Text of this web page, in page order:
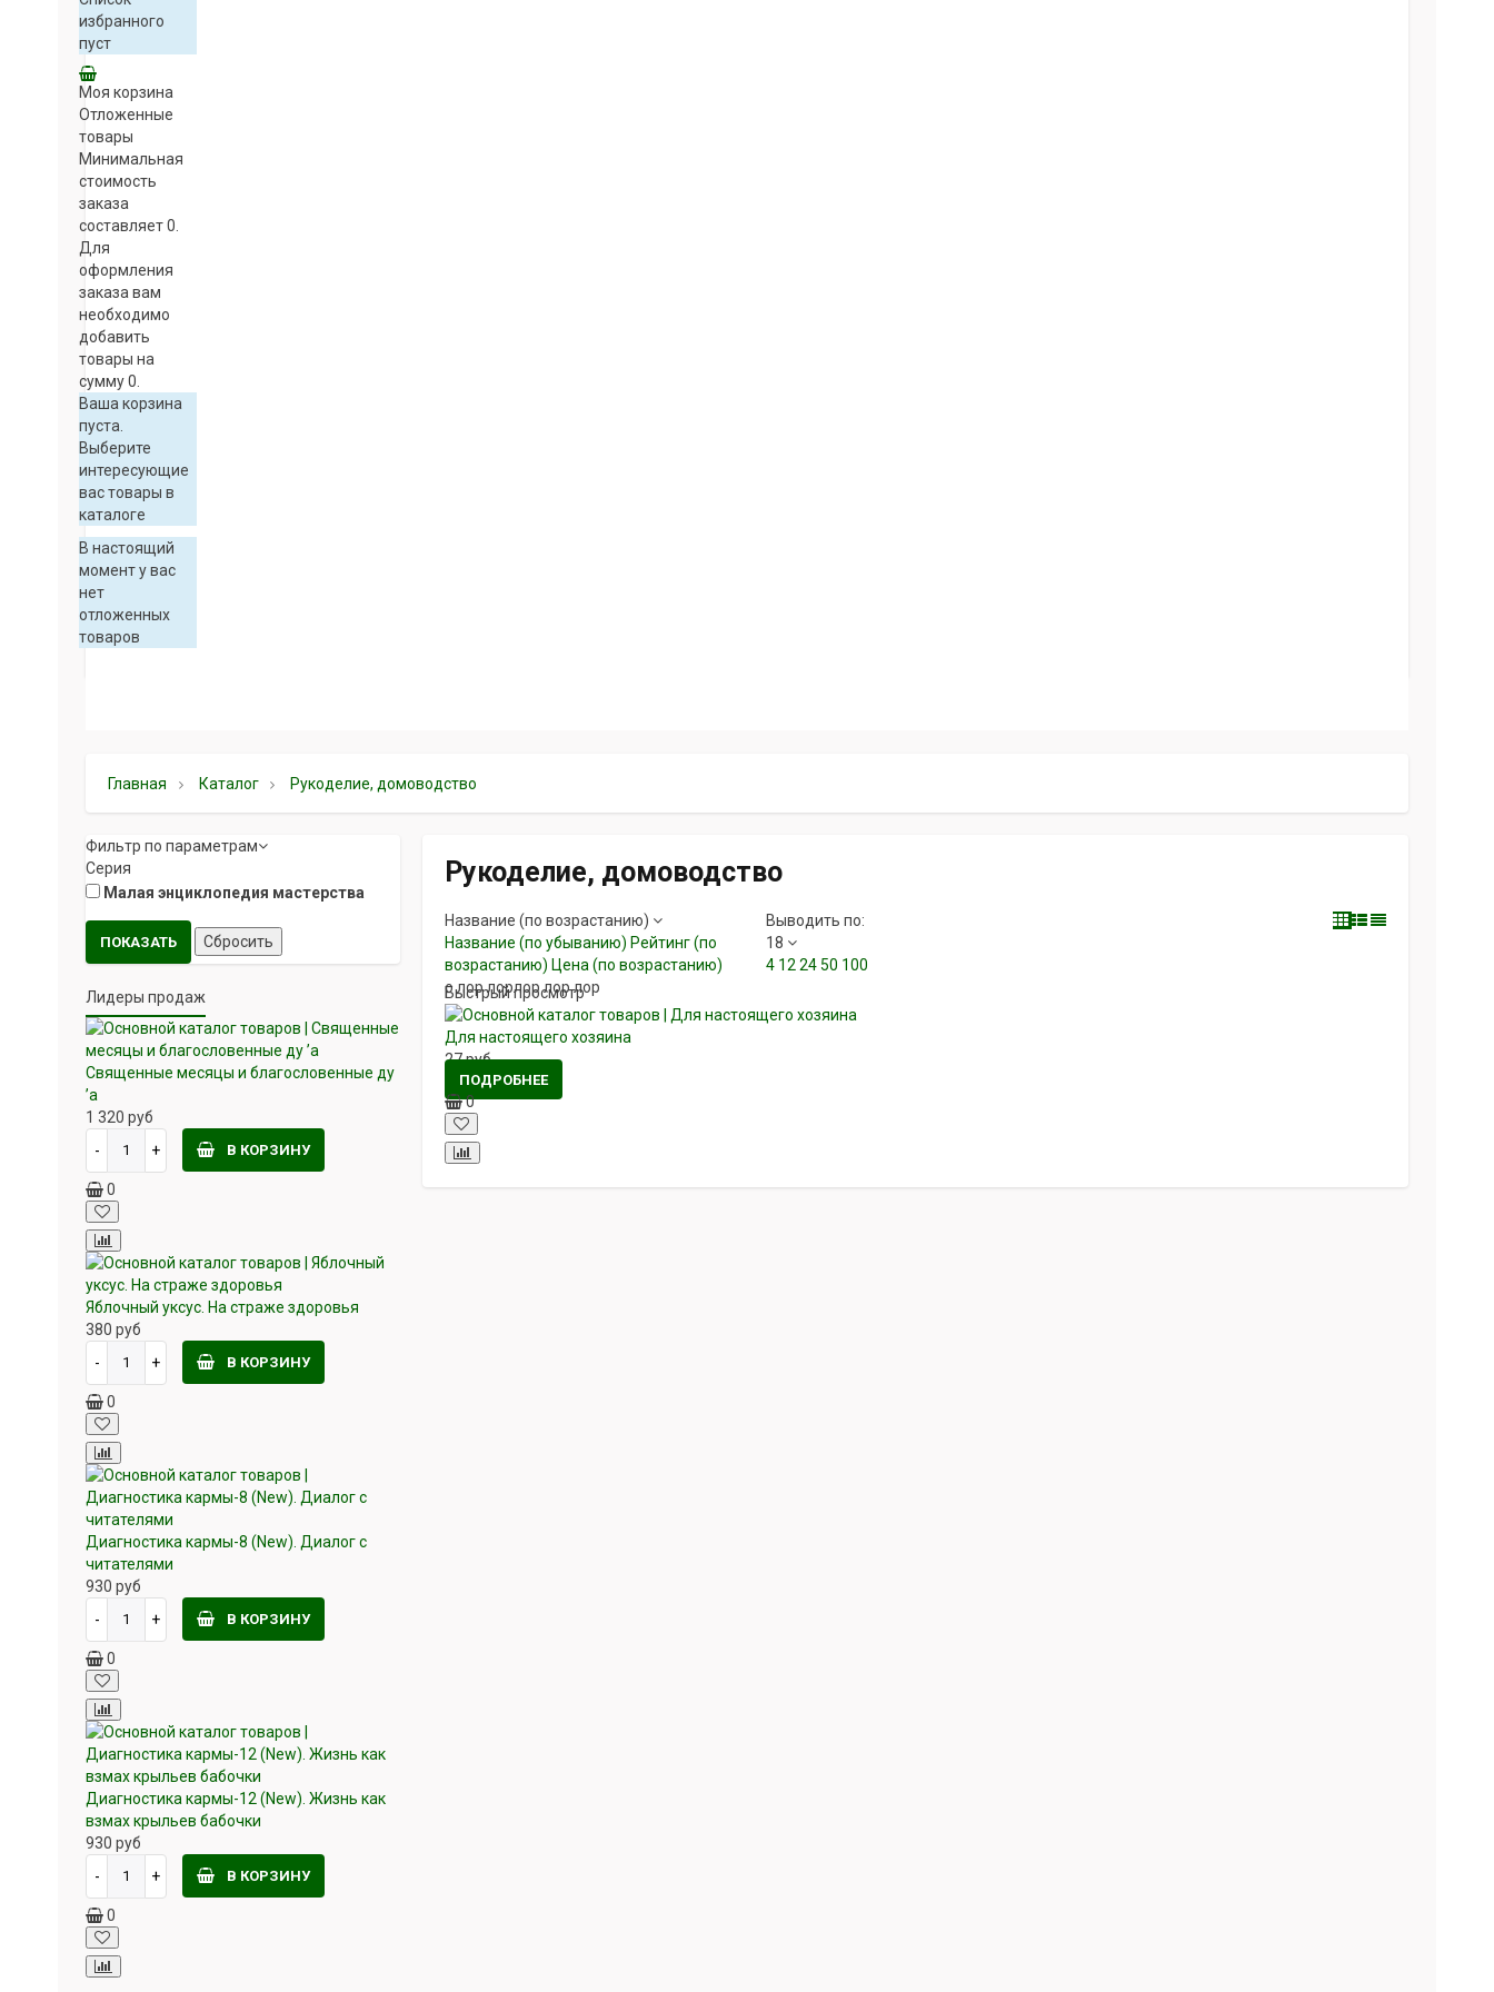
избранного
пуст
Моя корзина
Отложенные
товары
Минимальная
стоимость
заказа
составляет 0.
Для
оформления
заказа вам
необходимо
добавить
товары на
сумму 0.
Ваша корзина
пуста.
Выберите
интересующие
вас товары в
каталоге
В настоящий
момент у вас
нет
отложенных
товаров
Главная Каталог Рукоделие, домоводство
Фильтр по параметрам
Серия
Малая энциклопедия мастерства
Лидеры продаж
Священные месяцы и благословенные ду
’а
1 320 руб
В КОРЗИНУ
0
Яблочный уксус. На страже здоровья
380 руб
В КОРЗИНУ
0
Диагностика кармы-8 (New). Диалог с
читателями
930 руб
В КОРЗИНУ
0
Диагностика кармы-12 (New). Жизнь как
взмах крыльев бабочки
930 руб
В КОРЗИНУ
0
Рукоделие, домоводство
Название (по возрастанию)
Название (по убыванию) Рейтинг (по
возрастанию) Цена (по возрастанию)
Выводить по:
18
4 12 2450 100
о лор лорлор лор лор
Быстрый просмотр
Для настоящего хозяина
27руб
ПОДРОБНЕЕ
0